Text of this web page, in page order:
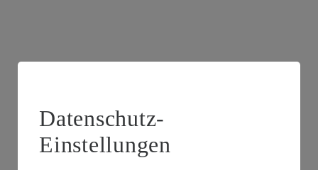
Datenschutz-
Einstellungen